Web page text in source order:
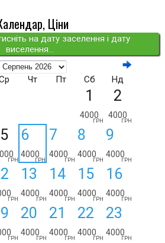
Ціни
на дату заселення і дату
виселення...
Чт Пт Сб Нд
1
4000
ГРН
2
4000
ГРН
5
ГРН
6
4000
ГРН
7
4000
ГРН
8
4000
ГРН
9
4000
ГРН
ГРН
13
4000
ГРН
14
4000
ГРН
15
4000
ГРН
16
4000
ГРН
ГРН
20
4000
ГРН
21
4000
ГРН
22
4000
ГРН
23
4000
ГРН